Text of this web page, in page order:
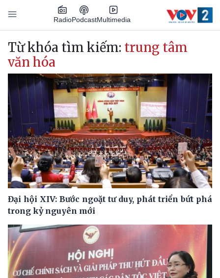
Nhảy đến nội dung
RadioPodcastMultimedia
Main navigation
Từ khóa tìm kiếm: trung tâm
văn hóa
Đại hội XIV: Bước ngoặt tư duy, phát triển bứt phá
trong kỷ nguyên mới